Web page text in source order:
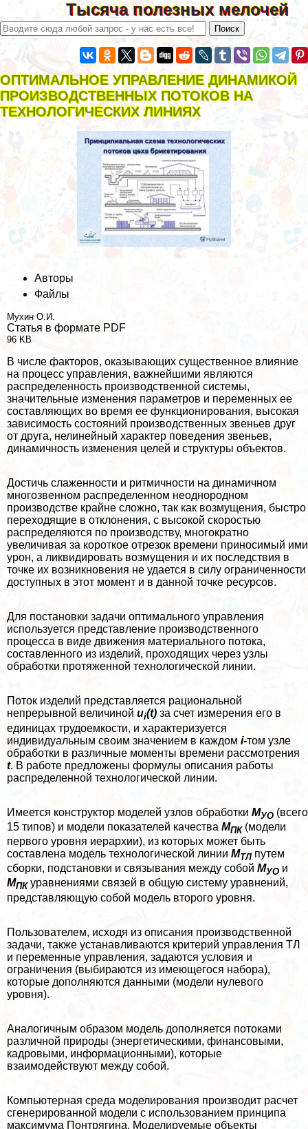
Тысяча полезных мелочей
ОПТИМАЛЬНОЕ УПРАВЛЕНИЕ ДИНАМИКОЙ
ПРОИЗВОДСТВЕННЫХ ПОТОКОВ НА
ТЕХНОЛОГИЧЕСКИХ ЛИНИЯХ
Авторы
Файлы
Мухин О.И.
Статья в формате PDF
96 KB
В числе факторов, оказывающих существенное влияние
на процесс управления, важнейшими являются
распределенность производственной системы,
значительные изменения параметров и переменных ее
составляющих во время ее функционирования, высокая
зависимость состояний производственных звеньев друг
от друга, нелинейный хаpaктер поведения звеньев,
динамичность изменения целей и структуры объектов.
Достичь слаженности и ритмичности на динамичном
многозвенном распределенном неоднородном
производстве крайне сложно, так как возмущения, быстро
переходящие в отклонения, с высокой скоростью
распределяются по производству, многократно
увеличивая за короткое отрезок времени приносимый ими
урон, а ликвидировать возмущения и их последствия в
точке их возникновения не удается в силу ограниченности
доступных в этот момент и в данной точке ресурсов.
Для постановки задачи оптимального управления
используется представление производственного
процесса в виде движения материального потока,
составленного из изделий, проходящих через узлы
обработки протяженной технологической линии.
Поток изделий представляется рациональной
непрерывной величиной ui(t) за счет измерения его в
единицах трудоемкости, и хаpaктеризуется
индивидуальным своим значением в каждом i-том узле
обработки в различные моменты времени рассмотрения
t. В работе предложены формулы описания работы
распределенной технологической линии.
Имеется конструктор моделей узлов обработки МУО (всего
15 типов) и модели показателей качества МПК(модели
первого уровня иерархии), из которых может быть
составлена модель технологической линии МТЛ путем
сборки, подстановки и связывания между собой МУО и
МПКуравнениями связей в общую систему уравнений,
представляющую собой модель второго уровня.
Пользователем, исходя из описания производственной
задачи, также устанавливаются критерий управления ТЛ
и переменные управления, задаются условия и
ограничения (выбираются из имеющегося набора),
которые дополняются данными (модели нулевого
уровня).
Аналогичным образом модель дополняется потоками
различной природы (энергетическими, финансовыми,
кадровыми, информационными), которые
взаимодействуют между собой.
Компьютерная среда моделирования производит расчет
сгенерированной модели с использованием принципа
максимума Понтрягина. Моделируемые объекты